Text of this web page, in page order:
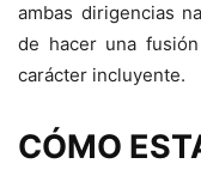
ambas dirigencias
de hacer una
carácter incluyente.
CÓMO